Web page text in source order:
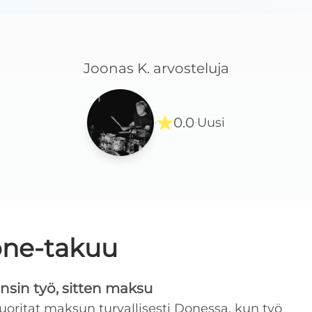
Joonas K. arvosteluja
· 0.0·Uusi
takuu
työ, sitten maksu
maksun turvallisesti Donessa, kun työ